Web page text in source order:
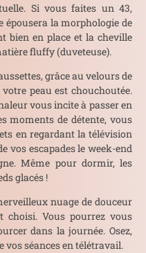
Si vous faites un 43,
épousera la morphologie de
bien en place et la cheville
fluffy (duveteuse).
grâce au velours de
peau est chouchoutée.
vous incite à passer en
moments de détente, vous
en regardant la télévision
vos escapades le week-end
Même pour dormir, les
glacés !
nuage de douceur
choisi. Vous pourrez vous
dans la journée. Osez,
vos séances en télétravail.